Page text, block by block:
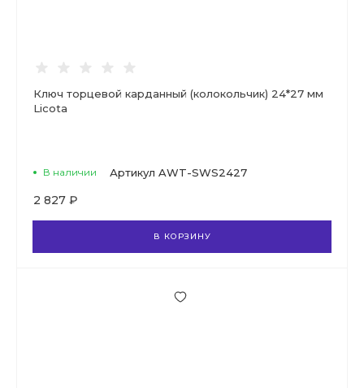
Ключ торцевой карданный (колокольчик) 24*27 мм
Licota
В наличии Артикул AWT-SWS2427
2 827 ₽
В КОРЗИНУ